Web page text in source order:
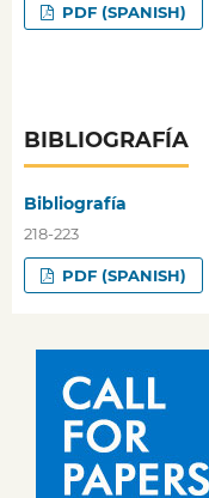
PDF (SPANISH)
BIBLIOGRAFÍA
Bibliografía
218-223
PDF (SPANISH)